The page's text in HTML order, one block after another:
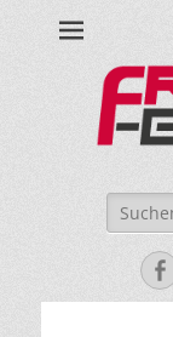
Suche
nach: